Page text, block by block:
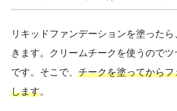
リキッドファンデーションを塗った
きます。クリームチークを使うので
です。そこで、 チークを塗ってから
します。